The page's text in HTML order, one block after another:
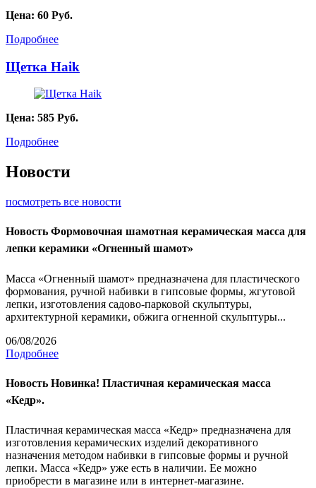
Цена: 60 Руб.
Подробнее
Щетка Haik
Цена: 585 Руб.
Подробнее
Новости
посмотреть все новости
Новость Формовочная шамотная керамическая масса для
лепки керамики «Огненный шамот»
Масса «Огненный шамот» предназначена для пластического
формования, ручной набивки в гипсовые формы, жгутовой
лепки, изготовления садово-парковой скульптуры,
архитектурной керамики, обжига огненной скульптуры...
06/08/2026
Подробнее
Новость Новинка! Пластичная керамическая масса
«Кедр».
Пластичная керамическая масса «Кедр» предназначена для
изготовления керамических изделий декоративного
назначения методом набивки в гипсовые формы и ручной
лепки. Масса «Кедр» уже есть в наличии. Ее можно
приобрести в магазине или в интернет-магазине.